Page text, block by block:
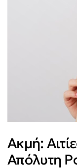
Ακμή:
Απόλυτη